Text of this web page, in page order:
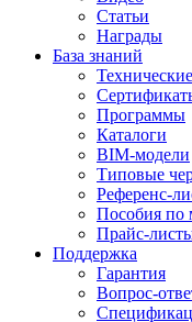
Статьи
Награды
База знаний
Программы
Каталоги
BIM-модели
Типовые
Референс-
Пособия по
Прайс-
Поддержка
Гарантия
Вопрос-